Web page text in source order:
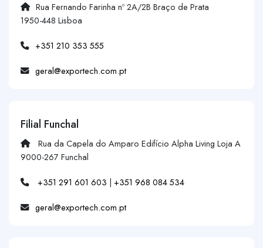
Rua Fernando Farinha nº 2A/2B Braço de Prata
1950-448 Lisboa
+351 210 353 555
geral@exportech.com.pt
Filial Funchal
Rua da Capela do Amparo Edifício Alpha Living Loja A
9000-267 Funchal
+351 291 601 603 | +351 968 084 534
geral@exportech.com.pt